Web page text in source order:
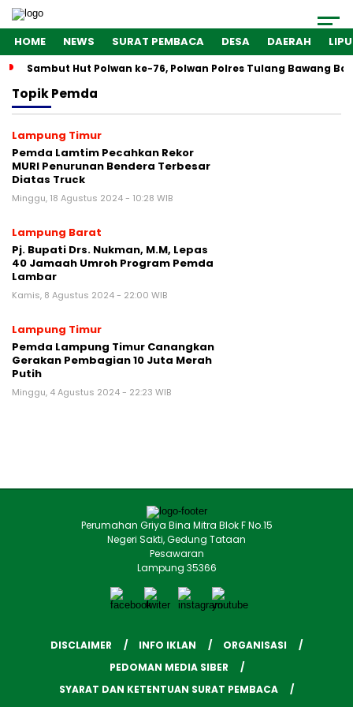
HOME NEWS SURAT PEMBACA DESA DAERAH
Sambut Hut Polwan ke-76, Polwan Polres Tulang Bawang
TopikPemda
Lampung Timur
Pemda Lamtim Pecahkan Rekor
MURI Penurunan Bendera Terbesar
Diatas Truck
Minggu, 18 Agustus 2024 - 10:28 WIB
Lampung Barat
Pj. Bupati Drs. Nukman, M.M, Lepas
40 Jamaah Umroh Program Pemda
Lambar
Kamis, 8 Agustus 2024 - 22:00 WIB
Lampung Timur
Pemda Lampung Timur Canangkan
Gerakan Pembagian 10 Juta Merah
Putih
Minggu, 4 Agustus 2024 - 22:23 WIB
Perumahan Griya Bina Mitra Blok F No.15
Negeri Sakti, Gedung Tataan
Pesawaran
Lampung 35366
DISCLAIMER INFO IKLAN
ORGANISASI
PEDOMAN MEDIA SIBER
SYARAT DAN KETENTUAN SURAT PEMBACA